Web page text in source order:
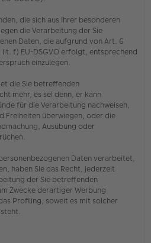
die sich aus Ihrer besonderen
die Verarbeitung der Sie
Daten, die aufgrund von Art. 6
f) EU-DSGVO erfolgt, entsprechend
einzulegen.
die Sie betreffenden
mehr, es sei denn, er kann
für die Verarbeitung nachweisen,
Freiheiten überwiegen, oder die
Ausübung oder
Daten verarbeitet,
haben Sie das Recht, jederzeit
der Sie betreffenden
Zwecke derartiger Werbung
Profiling, soweit es mit solcher